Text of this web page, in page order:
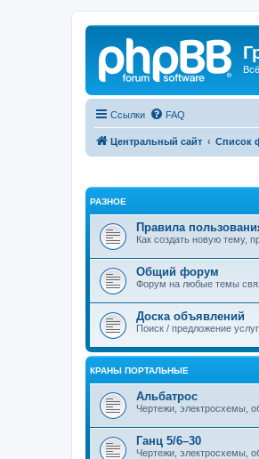
Ссылки FAQ
Центральный сайт Список
РАЗНОЕ
Правила
Как создать новую тему,
Общий форум
Форум на любые темы
Доска объявлений
Поиск / предложение
КРАНЫ ПОРТАЛЬНЫЕ
Альбатрос
Чертежи, электросхемы,
Ганц 5/6–30
Чертежи, электросхемы,